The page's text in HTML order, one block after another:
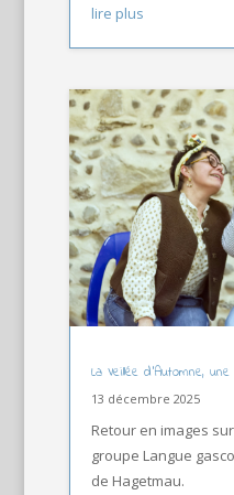
lire plus
La Veillée d’Automne,
13 décembre 2025
Retour en images
groupe Langue
de Hagetmau.